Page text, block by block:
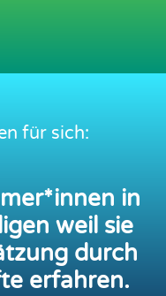
für sich:
in
weil sie
durch
erfahren.